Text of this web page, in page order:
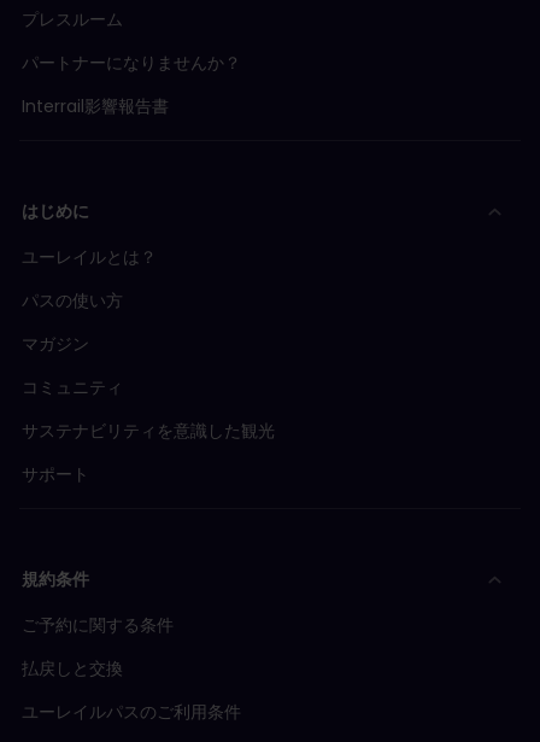
プレスルーム
パートナーになりませんか？
Interrail影響報告書
はじめに
ユーレイルとは？
パスの使い方
マガジン
コミュニティ
サステナビリティを意識した観光
サポート
規約条件
ご予約に関する条件
払戻しと交換
ユーレイルパスのご利用条件